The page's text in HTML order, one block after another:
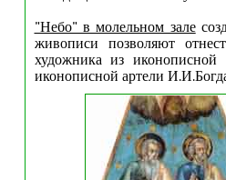
"Небо" в молельном зале
живописи позволяют
художника из иконописной
иконописной артели